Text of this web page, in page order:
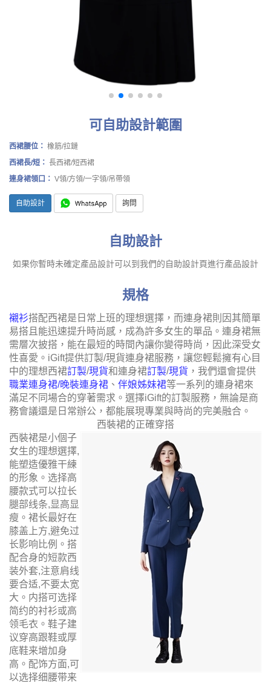
可自助設計範圍
西裙腰位： 橡筋/拉鏈
西裙長/短： 長西裙/短西裙
連身裙領口： V領/方領/一字領/吊帶領
自助設計 詢問
自助設計
如果你暫時未確定產品設計可以到我們的自助設計頁進行產品設計
規格
襯衫搭配西裙是日常上班的理想選擇，而連身裙則因其簡單
易搭且能迅速提升時尚感，成為許多女生的單品。連身裙無
需層次披搭，能在最短的時間內讓你變得時尚，因此深受女
性喜愛。iGift提供訂製/現貨連身裙服務，讓您輕鬆擁有心目
中的理想西裙訂製/現貨和連身裙訂製/現貨 ，我們還會提供
職業連身裙/晚裝連身裙 、 伴娘姊妹裙等一系列的連身裙來
滿足不同場合的穿著需求。選擇iGift的訂製服務，無論是商
務會議還是日常辦公，都能展現專業與時尚的完美融合。
西裝裙的正確穿搭
西裝裙是小個子
女生的理想選擇,
能塑造優雅干練
的形象。选择高
腰款式可以拉长
腿部线条,显高显
瘦。裙长最好在
膝盖上方,避免过
长影响比例。搭
配合身的短款西
装外套,注意肩线
要合适,不要太宽
大。内搭可选择
简约的衬衫或高
领毛衣。鞋子建
议穿高跟鞋或厚
底鞋来增加身
高。配饰方面,可
以选择细腰带来